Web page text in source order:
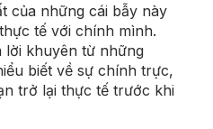
của những cái bẫy này
tế với chính mình.
lời khuyên từ những
biết về sự chính trực,
trở lại thực tế trước khi